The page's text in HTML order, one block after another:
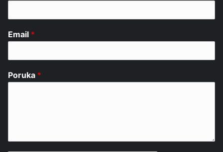
Email *
Poruka *